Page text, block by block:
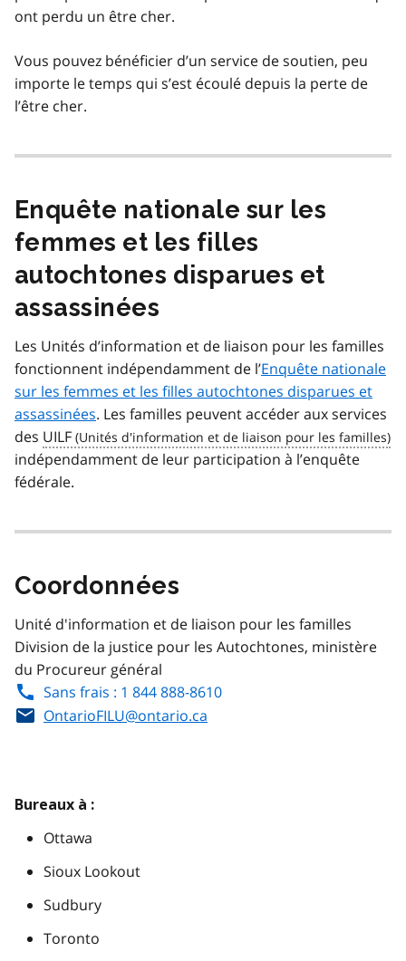
ont perdu un être cher.
Vous pouvez bénéficier d’un service de soutien, peu
importe le temps qui s’est écoulé depuis la perte de
l’être cher.
Enquête nationale sur les
femmes et les filles
autochtones disparues et
assassinées
Les Unités d’information et de liaison pour les familles
fonctionnent indépendamment de l’Enquête nationale
sur les femmes et les filles autochtones disparues et
assassinées. Les familles peuvent accéder aux services
des UILF
indépendamment de leur participation à l’enquête
fédérale.
Coordonnées
Unité d'information et de liaison pour les familles
Division de la justice pour les Autochtones, ministère
du Procureur général
Sans frais : 1 844 888-8610
OntarioFILU@ontario.ca
Bureaux à :
Ottawa
Sioux Lookout
Sudbury
Toronto